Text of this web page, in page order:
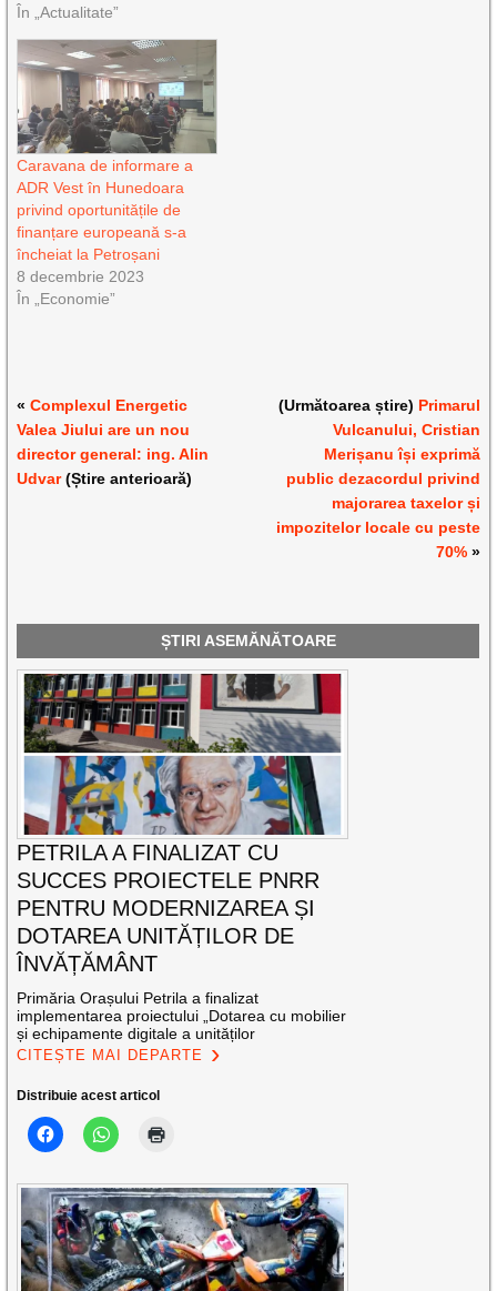
În „Actualitate”
Caravana de informare a
ADR Vest în Hunedoara
privind oportunitățile de
finanțare europeană s-a
încheiat la Petroșani
8 decembrie 2023
În „Economie”
«Complexul Energetic
Valea Jiului are un nou
director general: ing. Alin
Udvar(Știre anterioară)
(Următoarea știre) Primarul
Vulcanului, Cristian
Merișanu își exprimă
public dezacordul privind
majorarea taxelor și
impozitelor locale cu peste
70%»
ȘTIRI ASEMĂNĂTOARE
PETRILA A FINALIZAT CU
SUCCES PROIECTELE PNRR
PENTRU MODERNIZAREA ȘI
DOTAREA UNITĂȚILOR DE
ÎNVĂȚĂMÂNT
Primăria Orașului Petrila a finalizat
implementarea proiectului „Dotarea cu mobilier
și echipamente digitale a unităților
CITEȘTE MAI DEPARTE
Distribuie acest articol